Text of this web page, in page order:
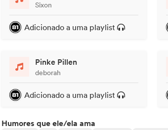
Sixon
Adicionado a uma playlist
Pinke Pillen
deborah
Adicionado a uma playlist
Humores que ele/ela ama